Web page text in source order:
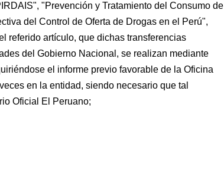
"Prevención y Tratamiento del Consumo de
del Control de Oferta de Drogas en el Perú",
referido artículo, que dichas transferencias
del Gobierno Nacional, se realizan mediante
el informe previo favorable de la Oficina
en la entidad, siendo necesario que tal
Oficial El Peruano;